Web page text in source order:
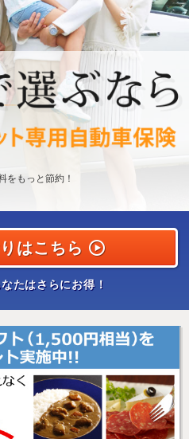
をもっと節約！
はこちら
たはさらにお得！